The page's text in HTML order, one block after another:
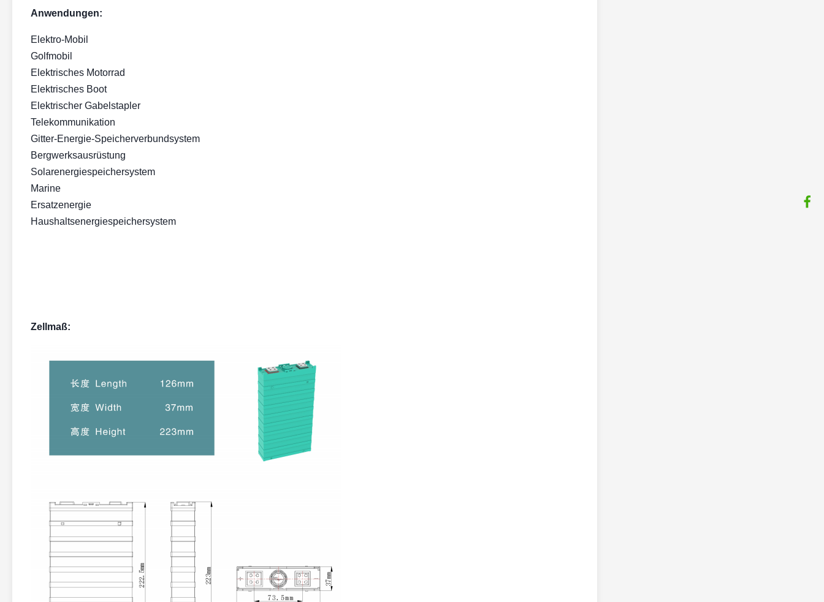
Anwendungen:
Elektro-Mobil
Golfmobil
Elektrisches Motorrad
Elektrisches Boot
Elektrischer Gabelstapler
Telekommunikation
Gitter-Energie-Speicherverbundsystem
Bergwerksausrüstung
Solarenergiespeichersystem
Marine
Ersatzenergie
Haushaltsenergiespeichersystem
Zellmaß: